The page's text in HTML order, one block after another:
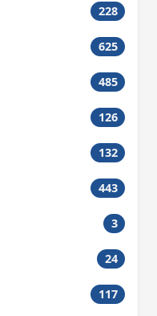
228
625
485
126
132
443
3
24
117